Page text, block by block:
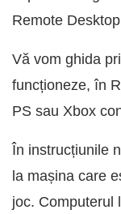
Remote
Vă vom ghida
funcționeze, în
PS sau Xbox
În instrucțiunile
la mașina care
joc. Computerul